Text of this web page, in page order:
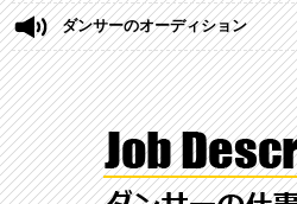
ダンサーのオーディション